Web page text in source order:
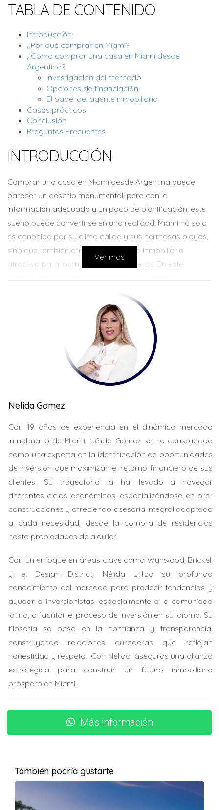
TABLA DE CONTENIDO
Introducción
¿Por qué comprar en Miami?
¿Cómo comprar una casa en Miami desde
Argentina?
Investigación del mercado
Opciones de financiación
El papel del agente inmobiliario
Casos prácticos
Conclusión
Preguntas Frecuentes
INTRODUCCIÓN
Comprar una casa en Miami desde Argentina puede
parecer un desafío monumental, pero con la
información adecuada y un poco de planificación, este
sueño puede convertirse en una realidad. Miami no solo
es conocida por su clima cálido y sus hermosas playas,
sino que también ofrece un mercado inmobiliario
atractivo para los inversores extranjeros. En este
compartiremos casos prácticos que ilustran cómo otros
han logrado dar este paso.
¿POR QUÉ COMPRAR EN
todo el mundo por diversas razones. Desde su
económicas, hay muchas razones para considerar la
compra de una propiedad aquí.
Clima y estilo de vida
La ciudad ofrece un clima cálido durante todo el año, lo
que la convierte en un lugar ideal para quienes buscan
escapar del frío. Además, el estilo de vida en Miami es
dinámico; hay una amplia variedad de actividades
culturales, eventos deportivos y opciones
aquí.
Oportunidades de inversión
El mercado inmobiliario en Miami ha demostrado ser
resistente y atractivo para los inversores. La demanda
de propiedades sigue creciendo, lo que significa que tu
inversión tiene el potencial de apreciarse con el tiempo.
Acceso a servicios y comodidades
Desde escuelas internacionales hasta hospitales de
que beneficia a sus residentes. Esto no solo mejora la
calidad de vida, sino que también aumenta el valor de
¿CÓMO COMPRAR UNA CASA
EN MIAMI DESDE ARGENTINA?
Ver más
Nelida Gomez
Con 19 años de experiencia en el dinámico mercado
inmobiliario de Miami, Nélida Gómez se ha consolidado
como una experta en la identificación de oportunidades
de inversión que maximizan el retorno financiero de sus
clientes. Su trayectoria la ha llevado a navegar
diferentes ciclos económicos, especializándose en pre-
construcciones y ofreciendo asesoría integral adaptada
a cada necesidad, desde la compra de residencias
hasta propiedades de alquiler.
Con un enfoque en áreas clave como Wynwood, Brickell
y el Design District, Nélida utiliza su profundo
conocimiento del mercado para predecir tendencias y
ayudar a inversionistas, especialmente a la comunidad
latina, a facilitar el proceso de inversión en su idioma. Su
filosofía se basa en la confianza y transparencia,
construyendo relaciones duraderas que reflejan
honestidad y respeto. ¡Con Nélida, aseguras una alianza
estratégica para construir un futuro inmobiliario
próspero en Miami!
Más información
También podría gustarte